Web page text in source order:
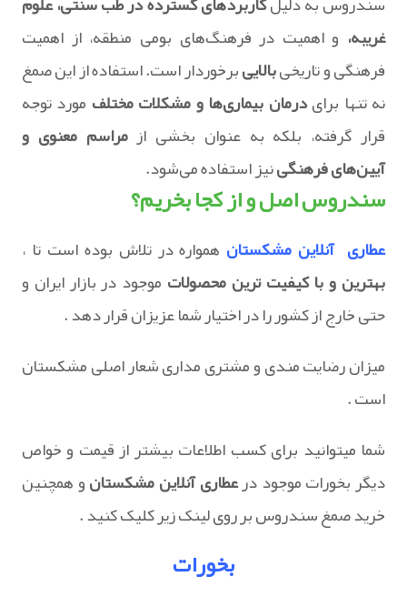
غریبه، و اهمیت در فرهنگ‌های بومی منطقه، از اهمیت
فرهنگی و تاریخیبالاییبرخوردار است. استفاده از این صمغ
نه تنها برایدرمان بیماری‌ها و مشکلات مختلف مورد توجه
قرار گرفته، بلکه به عنوان بخشی ازمراسم معنوی و
آیین‌های فرهنگینیز استفاده می‌شود.
سندروس اصل و از کجا بخریم؟
عطاری آنلاین مشکستان همواره در تلاش بوده است تا ،
بهترین و با کیفیت ترین محصولات موجود در بازار ایران و
حتی خارج از کشور را در اختیار شما عزیزان قرار دهد .
میزان رضایت مندی و مشتری مداری شعار اصلی مشکستان
است .
شما میتوانید برای کسب اطلاعات بیشتر از قیمت و خواص
دیگر بخورات موجود درعطاری آنلاین مشکستانو همچنین
خرید صمغ سندروس بر روی لینک زیر کلیک کنید .
بخورات